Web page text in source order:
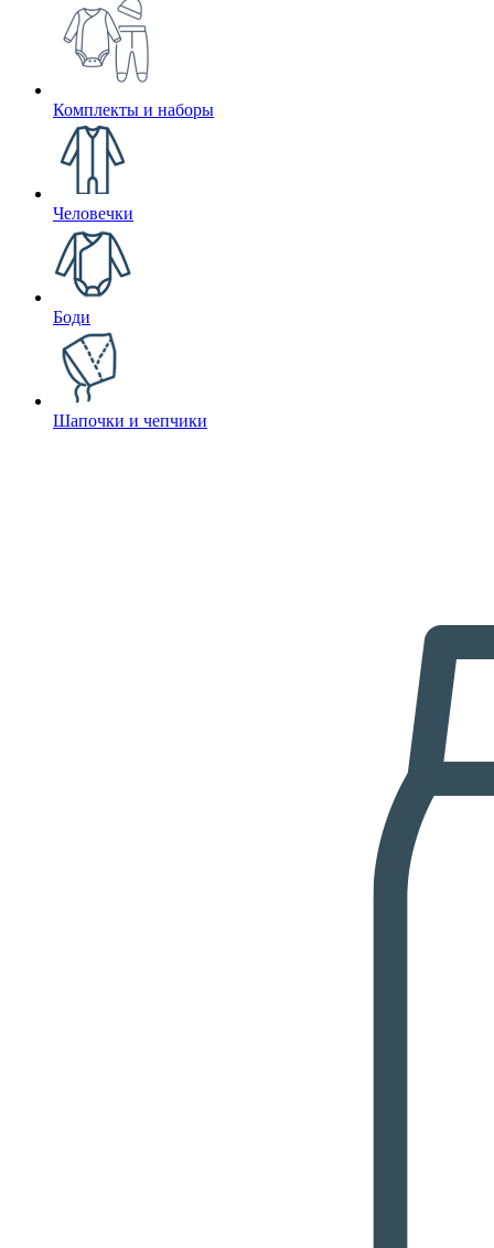
Комплекты и наборы
Человечки
Боди
Шапочки и чепчики